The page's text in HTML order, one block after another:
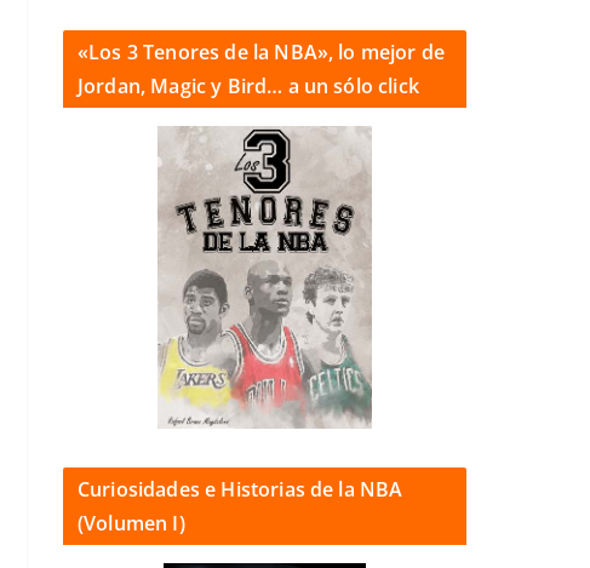
«Los 3 Tenores de la NBA», lo mejor de
Jordan, Magic y Bird… a un sólo click
Curiosidades e Historias de la NBA
(Volumen I)